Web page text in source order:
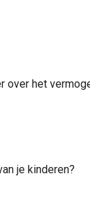
het
je kinderen?